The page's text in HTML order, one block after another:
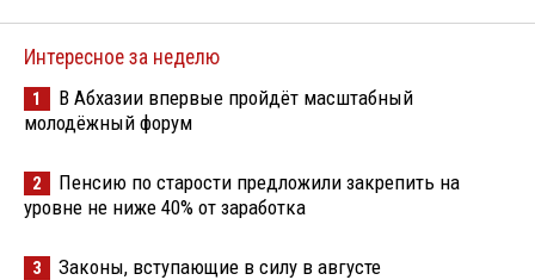
Интересное за неделю
1
В Абхазии впервые пройдёт масштабный
молодёжный форум
2
Пенсию по старости предложили закрепить на
уровне не ниже 40% от заработка
3 Законы, вступающие в силу в августе